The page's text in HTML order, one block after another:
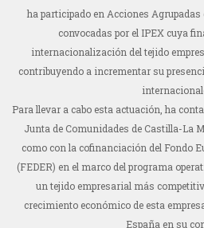
ha participado en Acciones
convocadas por el IPEX cuya
internacionalización del tejido
contribuyendo a incrementar su
Para llevar a cabo esta actuación, ha
Junta de Comunidades de Castilla-La
como con la cofinanciación del Fondo
(FEDER) en el marco del programa
un tejido empresarial más
crecimiento económico de esta
España en su